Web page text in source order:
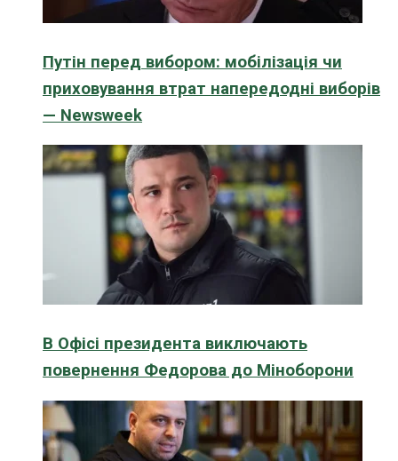
Путін перед вибором: мобілізація чи
приховування втрат напередодні виборів
— Newsweek
В Офісі президента виключають
повернення Федорова до Міноборони